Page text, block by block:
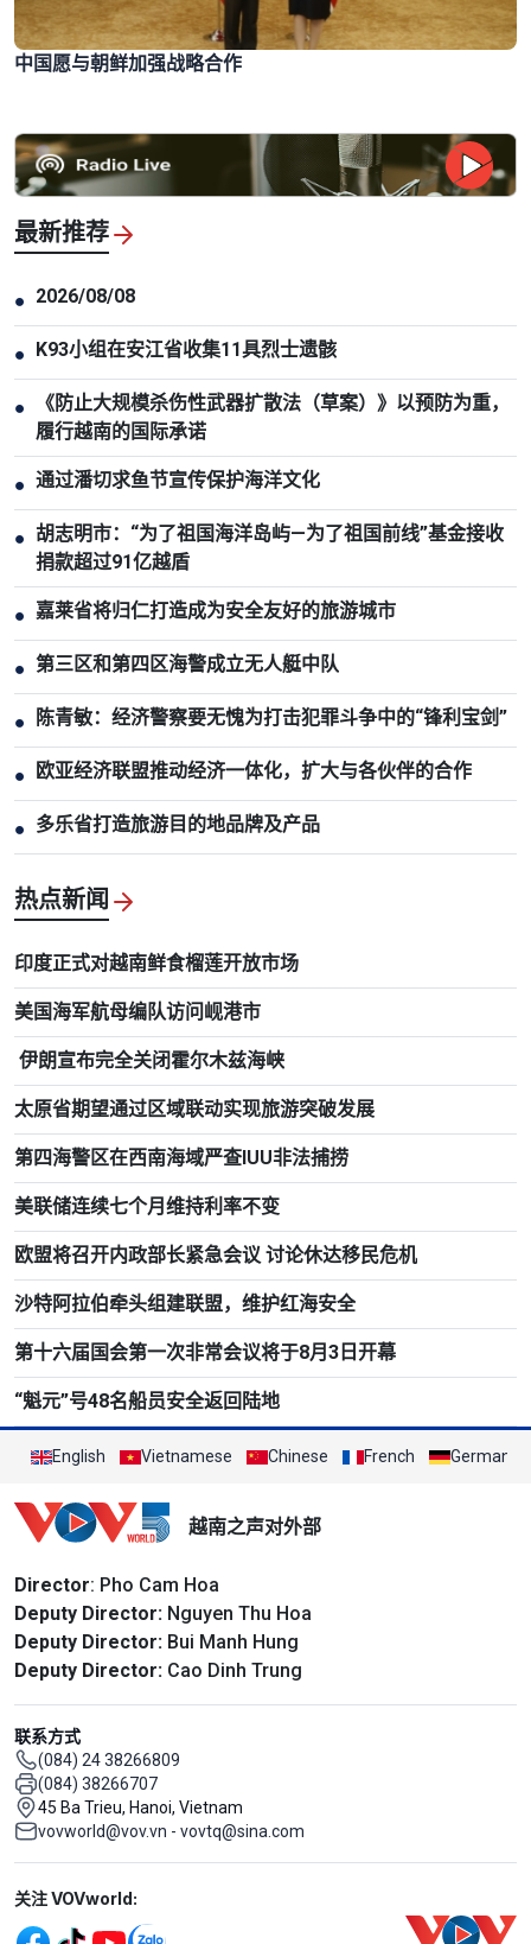
中国愿与朝鲜加强战略合作
最新推荐
● 2026/08/08
● K93小组在安江省收集11具烈士遗骸
●
《防止大规模杀伤性武器扩散法（草案）》以预防为重，
履行越南的国际承诺
● 通过潘切求鱼节宣传保护海洋文化
● 胡志明市：“为了祖国海洋岛屿—为了祖国前线”基金接收
捐款超过91亿越盾
● 嘉莱省将归仁打造成为安全友好的旅游城市
● 第三区和第四区海警成立无人艇中队
● 陈青敏：经济警察要无愧为打击犯罪斗争中的“锋利宝剑”
● 欧亚经济联盟推动经济一体化，扩大与各伙伴的合作
● 多乐省打造旅游目的地品牌及产品
热点新闻
印度正式对越南鲜食榴莲开放市场
美国海军航母编队访问岘港市
伊朗宣布完全关闭霍尔木兹海峡
太原省期望通过区域联动实现旅游突破发展
第四海警区在西南海域严查IUU非法捕捞
美联储连续七个月维持利率不变
欧盟将召开内政部长紧急会议 讨论休达移民危机
沙特阿拉伯牵头组建联盟，维护红海安全
第十六届国会第一次非常会议将于8月3日开幕
“魁元”号48名船员安全返回陆地
English Vietnamese Chinese French German
越南之声对外部
Director: Pho Cam Hoa
Deputy Director: Nguyen Thu Hoa
Deputy Director: Bui Manh Hung
Deputy Director: Cao Dinh Trung
联系方式
(084) 24 38266809
(084) 38266707
45 Ba Trieu, Hanoi, Vietnam
vovworld@vov.vn - vovtq@sina.com
Mạng xã hội
关注 VOVworld: